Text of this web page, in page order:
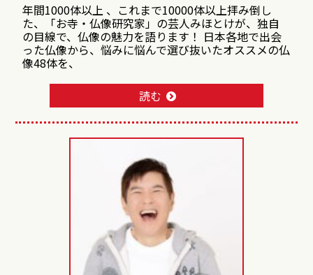
年間1000体以上 、これまで10000体以上拝み倒し
た、「お寺・仏像研究家」の芸人みほとけが、独自
の目線で、仏像の魅力を語ります！ 日本各地で出会
った仏像から、悩みに悩んで選び抜いたオススメの仏
像48体を、
読む